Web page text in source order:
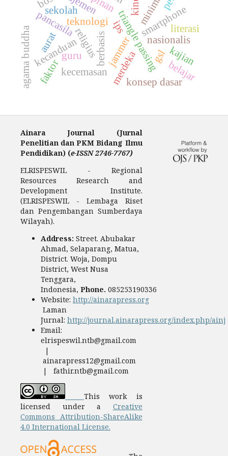
triangle passing
religius
teknologi
jammer
kecanduan
smartphone
nasionalis
guru
pancasila
gsl
literasi
berbasis
sekolah
merdekakonsep dasar
agama buddha kecemasan
kajian
faktor belajar
ips
aurat
Ainara Journal (Jurnal
Penelitian dan PKM Bidang Ilmu
Pendidikan) (e-ISSN 2746-7767)
ELRISPESWIL - Regional
Resources Research and
Development Institute.
(ELRISPESWIL - Lembaga Riset
dan Pengembangan Sumberdaya
Wilayah).
Address: Street. Abubakar
Ahmad, Selaparang, Matua,
District. Woja, Dompu
District, West Nusa
Tenggara,
Indonesia, Phone. 085253190336
Website: http://ainarapress.org
Laman
Jurnal: http://journal.ainarapress.org/index.php/ainj
Email:
elrispeswil.ntb@gmail.com
|
ainarapress12@gmail.com
| fathir.ntb@gmail.com
This work is
licensed under a Creative
Commons Attribution-ShareAlike
4.0 International License.